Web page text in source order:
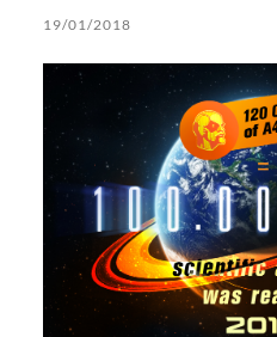
19/01/2018